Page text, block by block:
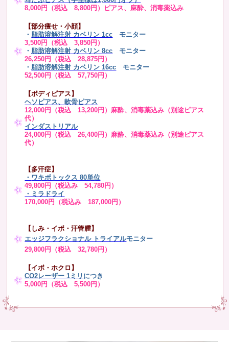
8,000円（税込 8,800円）ピアス、麻酔、消毒薬込み
【部分痩せ・小顔】
・ 脂肪溶解注射 カベリン 1cc モニター
3,500円（税込 3,850円）
・ 脂肪溶解注射 カベリン 8cc モニター
26,250円（税込 28,875円）
・ 脂肪溶解注射 カベリン 16cc
モニター
52,500円（税込 57,750円）
【ボディピアス】
ヘソピアス、軟骨ピアス
12,000円（税込 13,200円）麻酔、消毒薬込み（別途ピアス
代）
インダストリアル
24,000円（税込 26,400円）麻酔、消毒薬込み（別途ピアス
代）
【多汗症】
・ ワキボトックス 80単位
49,800円（税込み 54,780円）
・ミラドライ
170,000円（税込み 187,000円）
【しみ・イボ・汗管腫】
エッジフラクショナル トライアルモニター
29,800円（税込 32,780円）
【イボ・ホクロ】
CO2レーザー 1ミリ につき
5,000円（税込 5,500円）